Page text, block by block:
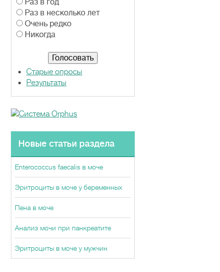
а
р
и
а
Раз в год
Раз в несколько лет
Очень редко
Никогда
Старые опросы
Результаты
Новые статьи раздела
Enterococcus faecalis в моче
Эритроциты в моче у беременных
Пена в моче
Анализ мочи при панкреатите
Эритроциты в моче у мужчин